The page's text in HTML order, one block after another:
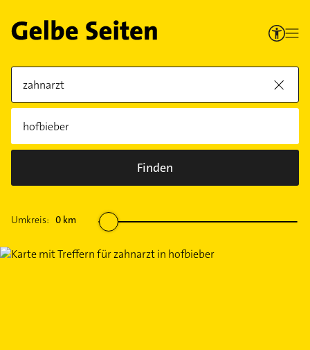
Finden
Umkreis: 0 km